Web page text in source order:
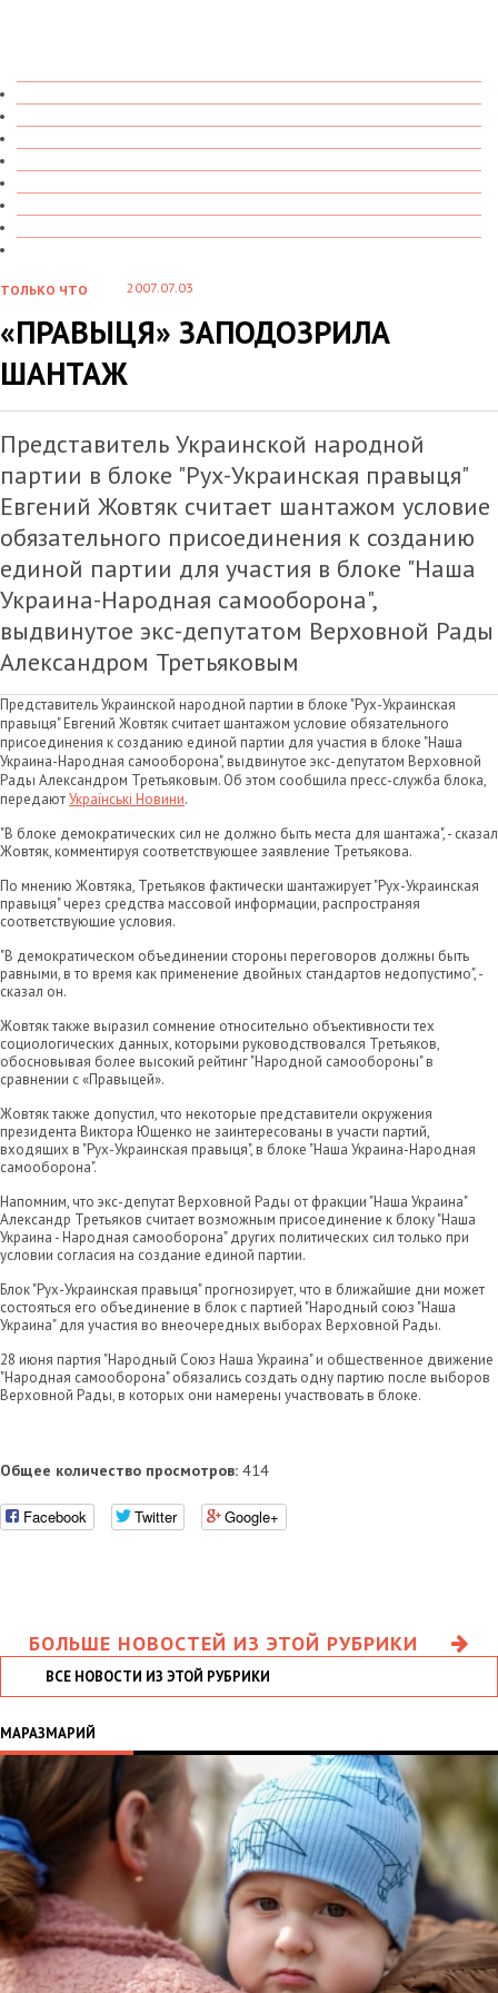
ТОЛЬКО ЧТО 2007.07.03
«ПРАВЫЦЯ» ЗАПОДОЗРИЛА
ШАНТАЖ
Представитель Украинской народной
партии в блоке "Рух-Украинская правыця"
Евгений Жовтяк считает шантажом условие
обязательного присоединения к созданию
единой партии для участия в блоке "Наша
Украина-Народная самооборона",
выдвинутое экс-депутатом Верховной Рады
Александром Третьяковым
Представитель Украинской народной партии в блоке "Рух-Украинская
правыця" Евгений Жовтяк считает шантажом условие обязательного
присоединения к созданию единой партии для участия в блоке "Наша
Украина-Народная самооборона", выдвинутое экс-депутатом Верховной
Рады Александром Третьяковым. Об этом сообщила пресс-служба блока,
передаютУкраїнські Новини.
"В блоке демократических сил не должно быть места для шантажа", - сказал
Жовтяк, комментируя соответствующее заявление Третьякова.
По мнению Жовтяка, Третьяков фактически шантажирует "Рух-Украинская
правыця" через средства массовой информации, распространяя
соответствующие условия.
"В демократическом объединении стороны переговоров должны быть
равными, в то время как применение двойных стандартов недопустимо", -
сказал он.
Жовтяк также выразил сомнение относительно объективности тех
социологических данных, которыми руководствовался Третьяков,
обосновывая более высокий рейтинг "Народной самообороны" в
сравнении с «Правыцей».
Жовтяк также допустил, что некоторые представители окружения
президента Виктора Ющенко не заинтересованы в участи партий,
входящих в "Рух-Украинская правыця", в блоке "Наша Украина-Народная
самооборона".
Напомним, что экс-депутат Верховной Рады от фракции "Наша Украина"
Александр Третьяков считает возможным присоединение к блоку "Наша
Украина - Народная самооборона" других политических сил только при
условии согласия на создание единой партии.
Блок "Рух-Украинская правыця" прогнозирует, что в ближайшие дни может
состояться его объединение в блок с партией "Народный союз "Наша
Украина" для участия во внеочередных выборах Верховной Рады.
28 июня партия "Народный Союз Наша Украина" и общественное движение
"Народная самооборона" обязались создать одну партию после выборов
Верховной Рады, в которых они намерены участвовать в блоке.
Общее количество просмотров: 414
Facebook Twitter Google+
БОЛЬШЕ НОВОСТЕЙ ИЗ ЭТОЙ РУБРИКИ
ВСЕ НОВОСТИ ИЗ ЭТОЙ РУБРИКИ
МАРАЗМАРИЙ